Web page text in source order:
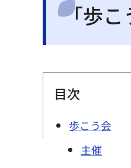
「歩こ
目次
歩こう会
主催